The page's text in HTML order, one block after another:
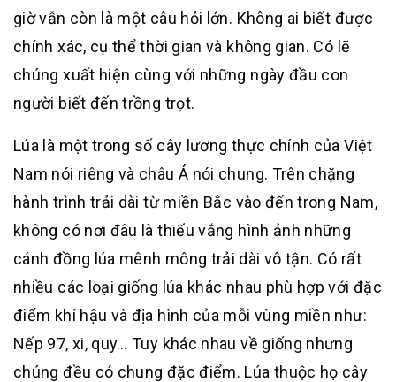
giờ vẫn còn là một câu hỏi lớn. Không ai biết được
chính xác, cụ thể thời gian và không gian. Có lẽ
chúng xuất hiện cùng với những ngày đầu con
người biết đến trồng trọt.
Lúa là một trong số cây lương thực chính của Việt
Nam nói riêng và châu Á nói chung. Trên chặng
hành trình trải dài từ miền Bắc vào đến trong Nam,
không có nơi đâu là thiếu vắng hình ảnh những
cánh đồng lúa mênh mông trải dài vô tận. Có rất
nhiều các loại giống lúa khác nhau phù hợp với đặc
điểm khí hậu và địa hình của mỗi vùng miền như:
Nếp 97, xi, quy… Tuy khác nhau về giống nhưng
chúng đều có chung đặc điểm. Lúa thuộc họ cây